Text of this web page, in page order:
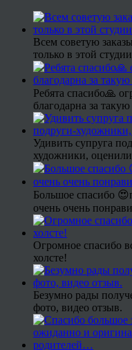
Всем советую
только в этой
Ребята спасибо🙏
благодарна за
Удивить супруга
художники,
Большое спасибо
очень очень
Огромное спасибо
холсте!
Безумно рады
фото, видео отзыв.